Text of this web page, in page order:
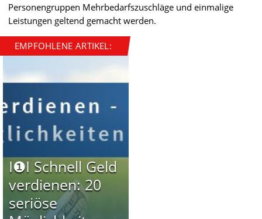
Personengruppen Mehrbedarfszuschläge und einmalige
Leistungen geltend gemacht werden.
EMPFOHLENE ARTIKEL:
I❶I Schnell Geld
verdienen: 20
seriöse